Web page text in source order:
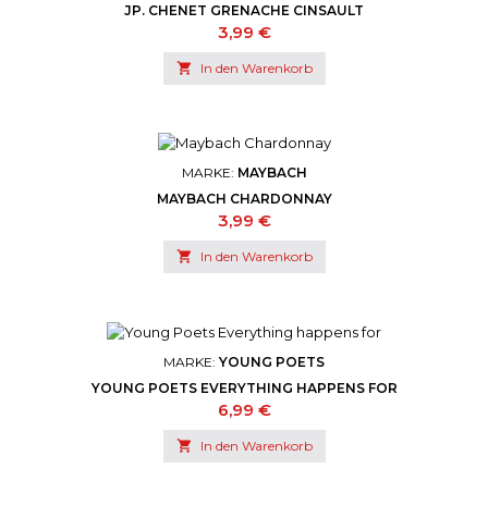
JP. CHENET GRENACHE CINSAULT
Preis
3,99 €
 In den Warenkorb
MARKE: MAYBACH
MAYBACH CHARDONNAY
Preis
3,99 €
 In den Warenkorb
MARKE: YOUNG POETS
YOUNG POETS EVERYTHING HAPPENS FOR
Preis
6,99 €
 In den Warenkorb